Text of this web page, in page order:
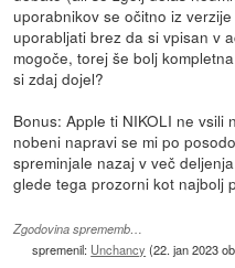
uporabnikov se očitno iz
uporabljati brez da si vpisan v
mogoče, torej še bolj
si zdaj dojel?
Bonus: Apple ti NIKOLI ne vsili
nobeni napravi se mi po
spreminjale nazaj v več
glede tega prozorni kot najbolj
Zgodovina sprememb…
spremenil: Unchancy (22. jan 2023